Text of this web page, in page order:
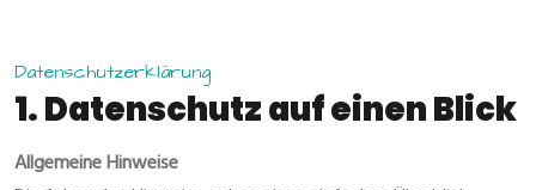
Datenschutzerklärung
1. Datenschutz auf einen Blick
Allgemeine Hinweise